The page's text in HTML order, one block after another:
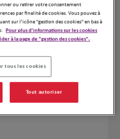
Leaflet| Map ©2026
Itinéraire
ou retirer votre consentement
par finalité de cookies. Vous pouvez à
sur l’icône "gestion des cookies" en bas à
Pour plus d'informations sur les cookies
à la page de "gestion des cookies".
tous les cookies
Tout autoriser